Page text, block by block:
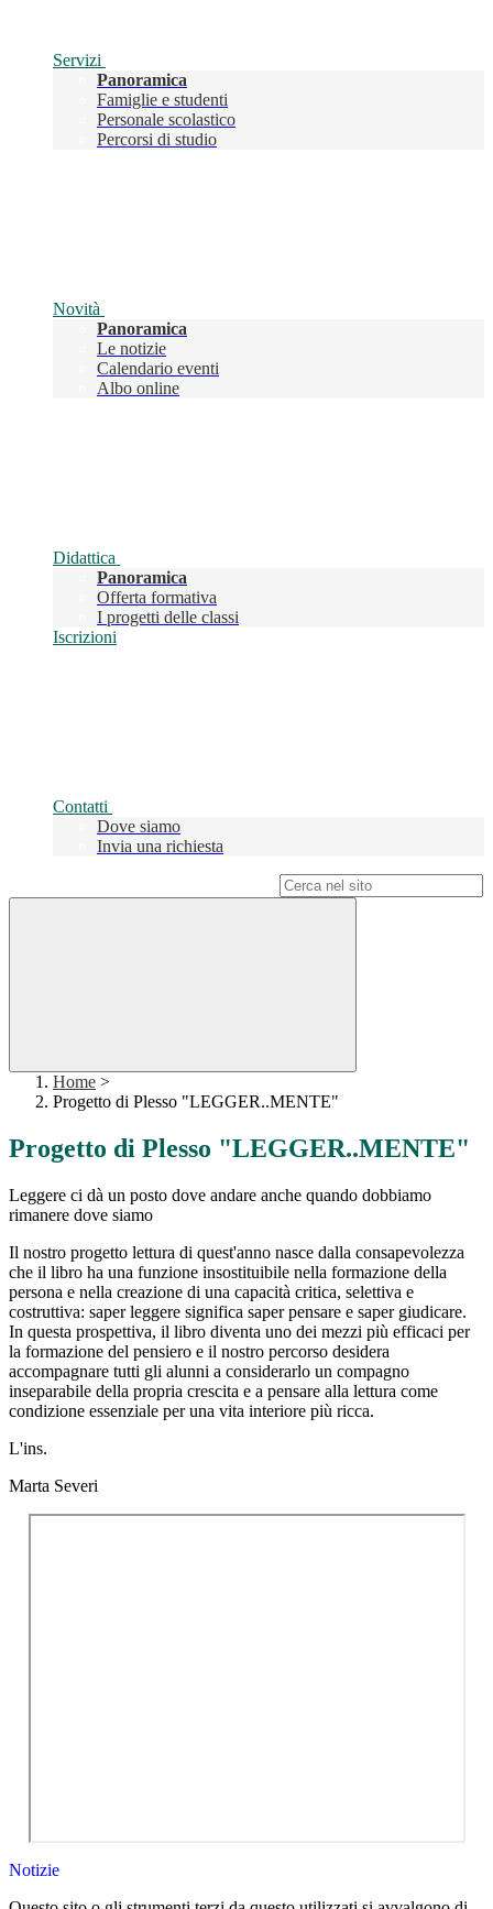
Servizi
Panoramica
Famiglie e studenti
Personale scolastico
Percorsi di studio
Novità
Panoramica
Le notizie
Calendario eventi
Albo online
Didattica
Panoramica
Offerta formativa
I progetti delle classi
Iscrizioni
Contatti
Dove siamo
Invia una richiesta
Home >
Progetto di Plesso "LEGGER..MENTE"
Progetto di Plesso "LEGGER..MENTE"
Leggere ci dà un posto dove andare anche quando dobbiamo
rimanere dove siamo
Il nostro progetto lettura di quest'anno nasce dalla consapevolezza
che il libro ha una funzione insostituibile nella formazione della
persona e nella creazione di una capacità critica, selettiva e
costruttiva: saper leggere significa saper pensare e saper giudicare.
In questa prospettiva, il libro diventa uno dei mezzi più efficaci per
la formazione del pensiero e il nostro percorso desidera
accompagnare tutti gli alunni a considerarlo un compagno
inseparabile della propria crescita e a pensare alla lettura come
condizione essenziale per una vita interiore più ricca.
L'ins.
Marta Severi
Notizie